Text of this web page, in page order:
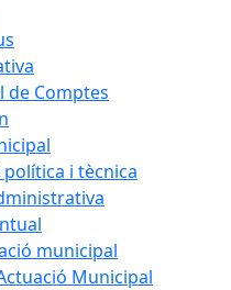
de Comptes
i tècnica
municipal
Municipal